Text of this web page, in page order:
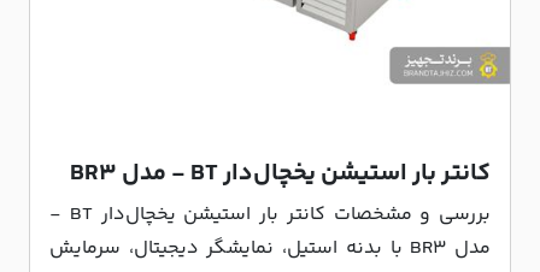
کانتر بار استیشن یخچال‌دار BT - مدل BR3
بررسی و مشخصات کانتر بار استیشن یخچال‌دار BT -
مدل BR3 با بدنه استیل، نمایشگر دیجیتال، سرمایش